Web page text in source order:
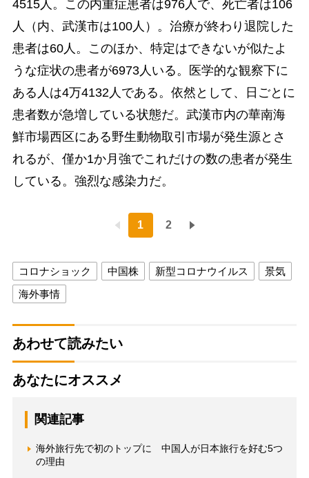
4515人。この内重症患者は976人で、死亡者は106
人（内、武漢市は100人）。治療が終わり退院した
患者は60人。このほか、特定はできないが似たよ
うな症状の患者が6973人いる。医学的な観察下に
ある人は4万4132人である。依然として、日ごとに
患者数が急増している状態だ。武漢市内の華南海
鮮市場西区にある野生動物取引市場が発生源とさ
れるが、僅か1か月強でこれだけの数の患者が発生
している。強烈な感染力だ。
1 2
コロナショック 中国株 新型コロナウイルス
景気
海外事情
あわせて読みたい
あなたにオススメ
関連記事
海外旅行先で初のトップに 中国人が日本旅行を好む5つ
の理由